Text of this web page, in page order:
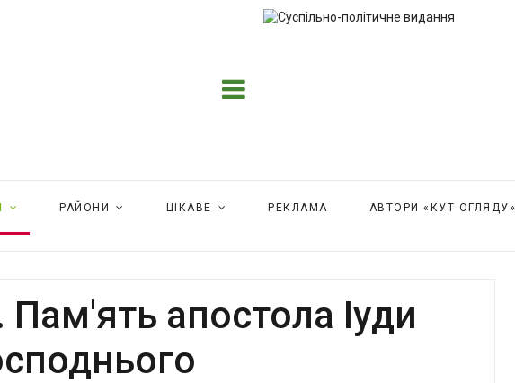
РАЙОНИ ЦІКАВЕ РЕКЛАМА АВТОРИ «КУТ ОГЛЯДУ»
апостола Іуди